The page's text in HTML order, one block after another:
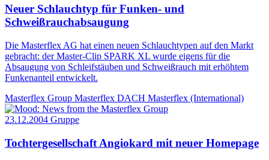
Neuer Schlauchtyp für Funken- und
Schweißrauchabsaugung
Die Masterflex AG hat einen neuen Schlauchtypen auf den Markt
gebracht: der Master-Clip SPARK XL wurde eigens für die
Absaugung von Schleifstäuben und Schweißrauch mit erhöhtem
Funkenanteil entwickelt.
Masterflex Group Masterflex DACH Masterflex (International)
23.12.2004 Gruppe
Tochtergesellschaft Angiokard mit neuer Homepage